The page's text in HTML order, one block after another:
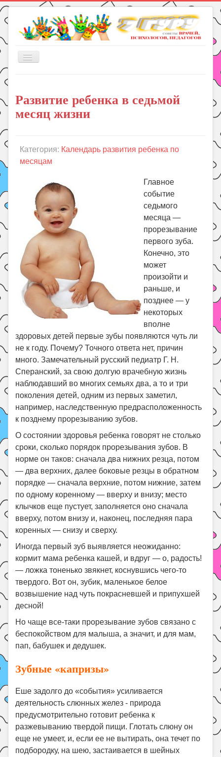
Включить/
Книги
Рукоделие
Уроки
ГДЗ
Праздники
Психология
Летом!
Поиск
Развитие ребенка в седьмой
месяц жизни
Категория: Календарь развития ребенка по
месяцам
Главное
событие
седьмого
месяца —
прорезывание
первого зуба.
Конечно, это
может
произойти и
раньше, и
позднее — у
некоторых
вполне
здоровых детей первые зубы появляются чуть ли
не к году. Почему? Точного ответа нет, причин
много. Замечательный русский педиатр Г. Н.
Сперанский, за свою долгую врачебную жизнь
наблюдавший во многих семьях два, а то и три
поколения детей, одним из первых заметил,
например, наследственную предрасположенность
к позднему прорезыванию зубов.
О состоянии здоровья ребенка говорят не столько
сроки, сколько порядок прорезывания зубов. В
норме он таков: сначала два нижних резца, потом
— два верхних, далее боковые резцы в обратном
порядке — сначала верхние, потом нижние, затем
по одному коренному — вверху и внизу; место
клычков еще пустует, заполняется оно сначала
вверху, потом внизу и, наконец, последняя пара
коренных — снизу и сверху.
Иногда первый зуб выявляется неожиданно:
кормит мама ребенка кашей, и вдруг — о, радость!
— ложка тоненько звякнет, коснувшись чего-то
твердого. Вот он, зубик, маленькое белое
возвышение над чуть покрасневшей и припухшей
десной!
Но чаще все-таки прорезывание зубов связано с
беспокойством для малыша, а значит, и для мам,
пап, бабушек и дедушек.
Зубные «капризы»
Еше задолго до «события» усиливается
деятельность слюнных желез - природа
предусмотрительно готовит ребенка к
разжевыванию твердой пищи. Глотать слюну он
еще не умеет, и, если ее не вытирать, она течет по
подбородку, на шею, застаивается в шейных